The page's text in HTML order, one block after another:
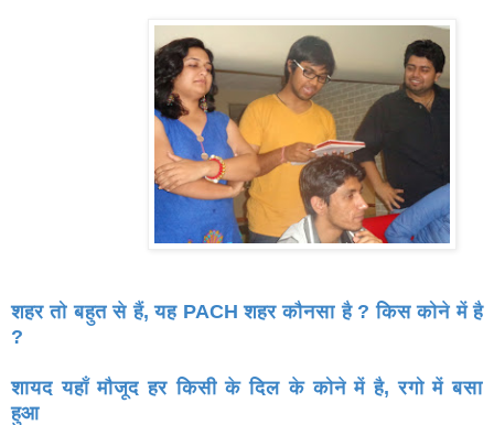
शहर तो बहुत से हैं, यह PACH शहर कौनसा है ? किस कोने में है
?
शायद यहाँ मौजूद हर किसी के दिल के कोने में है, रगो में बसा
हुआ